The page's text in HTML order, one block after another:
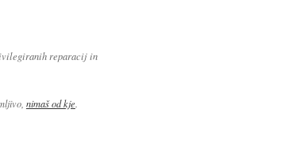
reparacij in
nimaš od kje